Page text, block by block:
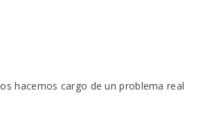
hacemos cargo de un problema real